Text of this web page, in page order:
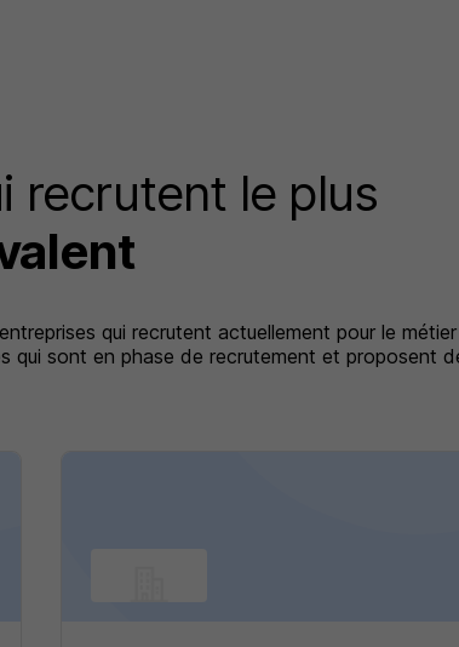
recrutent le plus
qui recrutent actuellement pour le
qui sont en phase de recrutement et proposent